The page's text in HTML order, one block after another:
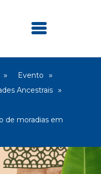
Evento
Ancestrais
de moradias em